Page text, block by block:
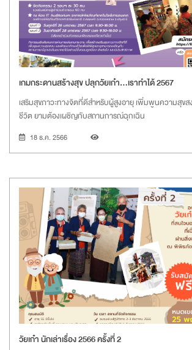
เกมกระดานสร้างสุข ปลุกวัยเก๋า...เราทำได้ 2567
เสริมสุขภาวะทางจิตที่ดีสำหรับผู้สูงอายุ เพิ่มพูนความสุ
ชีวิต ยามต้องเผชิญกับสถานการณ์ฉุกเฉิน
18 ธ.ค. 2566
วัยเก๋า นักเล่าเรื่อง 2566 ครั้งที่ 2